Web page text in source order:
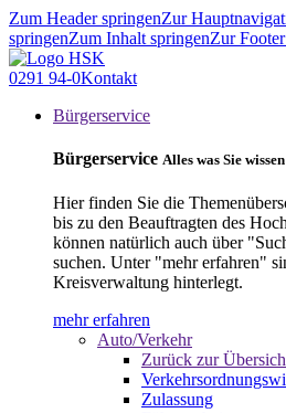
Zum Header springenZur
springenZum Inhalt springenZur
0291 94-0Kontakt
Bürgerservice
Bürgerservice Alles was Sie
Hier finden Sie die
bis zu den Beauftragten des
können natürlich auch über
suchen. Unter "mehr erfahren"
Kreisverwaltung hinterlegt.
mehr erfahren
Auto/Verkehr
Zurück zur
Zulassung